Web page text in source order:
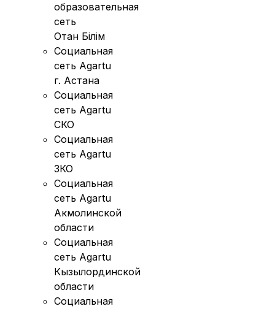
образовательная
сеть
Отан Бiлiм
Социальная
сеть Agartu
г. Астана
Социальная
сеть Agartu
СКО
Социальная
сеть Agartu
ЗКО
Социальная
сеть Agartu
Акмолинской
области
Социальная
сеть Agartu
Кызылординской
области
Социальная